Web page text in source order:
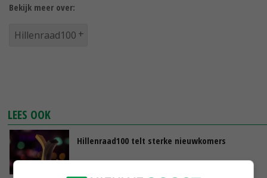
Bekijk meer over:
Hillenraad100
LEES OOK
Hillenraad100 telt sterke nieuwkomers